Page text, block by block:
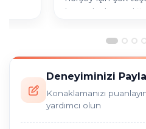
bungalovla
Deneyiminizi
Konaklamanızı
yardımcı olun